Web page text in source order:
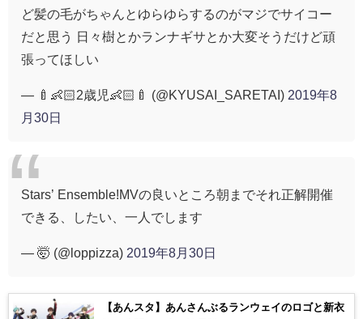
ど髪の毛がちゃんとゆらゆらするのがマジでサイコー
だと思う 日々樹とかランナギサとか大変そうだけど頑
張ってほしい
— 🍼👶🏻2歳児👶🏻🍼 (@KYUSAI_SARETAI) 2019年8
月30日
Stars’ Ensemble!MVの良いところ朝までそれ正解開催
できる、したい、一人でします
— 🤯 (@loppizza) 2019年8月30日
【あんスタ】あんさんぶるランウェイのロゴと新衣